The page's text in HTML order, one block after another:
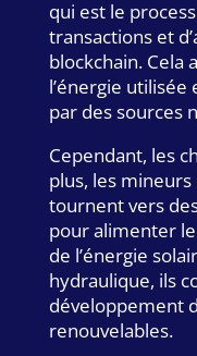
qui est le
transactions et
blockchain. Cela
l’énergie
par des sources
Cependant, les
plus, les
tournent vers
pour alimenter
de l’énergie
hydraulique, ils
développement
renouvelables.